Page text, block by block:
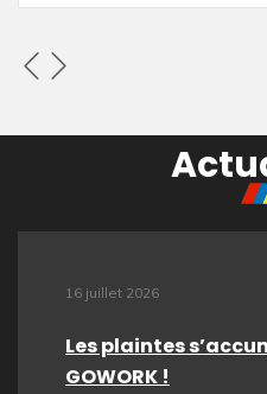
16 juillet 2026
Les plaintes
GOWORK !